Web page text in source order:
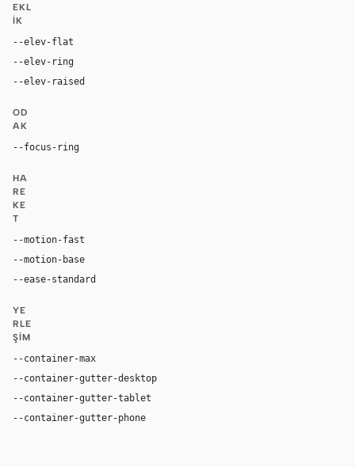
EKL
IK
--elev-flat
--elev-ring
--elev-raised
OD
AK
--focus-ring
HA
RE
KE
T
--motion-fast
--motion-base
--ease-standard
YE
RLE
ŞIM
--container-max
--container-gutter-desktop
--container-gutter-tablet
--container-gutter-phone